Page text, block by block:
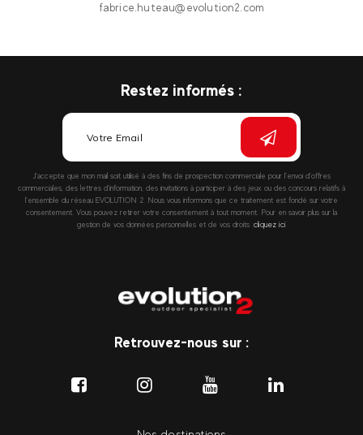
fabrice.huteau@evolution2.com
Restez informés :
J’accepte que mon mail soit utilisé à des fins de prospection commerciale pour l’envoi d’offres
commerciales, des lettres d’information, des invitations à participer à des jeux ou des concours relatifs à
l’ensemble du réseau EVOLUTION 2. Nous vous informons que ce traitement est fondé sur votre
consentement. Vous pouvez retirer votre consentement à tout moment. Pour en savoir plus sur la
gestion de vos données personnelles et de vos droits :cliquez ici
Retrouvez-nous sur :